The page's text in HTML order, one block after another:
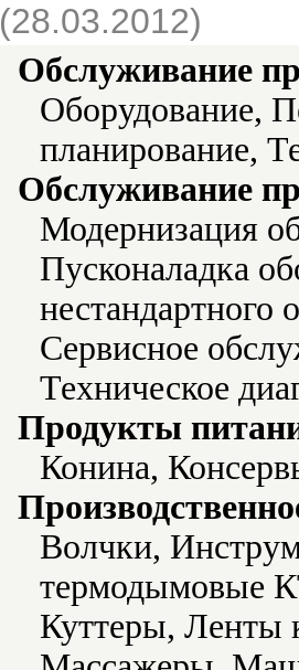
(28.03.2012)
Обслуживание
Оборудование,
планирование,
Обслуживание
Модернизация
Пусконаладка
нестандартного
Сервисное
Техническое
Продукты
Конина,
Волчки,
термодымовые
Куттеры, Ленты